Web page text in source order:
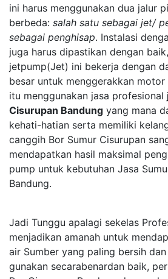
ini harus menggunakan dua jalur
berbeda: salah satu sebagai jet/
sebagai penghisap. Instalasi
juga harus dipastikan dengan
jetpump(Jet) ini bekerja dengan
besar untuk menggerakkan motor
itu menggunakan jasa profesional
Cisurupan Bandung yang mana
kehati-hatian serta memiliki
canggih Bor Sumur Cisurupan
mendapatkan hasil maksimal
pump untuk kebutuhan Jasa
Bandung.
Jadi Tunggu apalagi sekelas
menjadikan amanah untuk
air Sumber yang paling bersih
gunakan secarabenardan baik,